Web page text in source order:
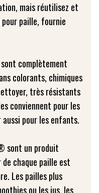
mais réutilisez et
paille, fournie
complètement
colorants, chimiques
très résistants
conviennent pour les
pour les enfants.
sont un produit
chaque paille est
Les pailles plus
ou les jus, les